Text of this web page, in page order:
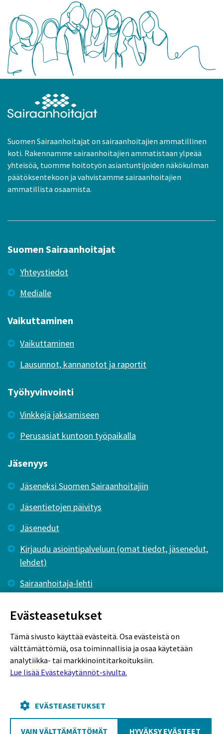
Suomen Sairaanhoitajat on sairaanhoitajien ammatillinen
koti. Rakennamme sairaanhoitajien ammatistaan ylpeää
yhteisöä, tuomme hoitotyön asiantuntijoiden näkökulman
päätöksentekoon ja vahvistamme sairaanhoitajien
ammatillista osaamista.
Suomen Sairaanhoitajat
Yhteystiedot
Medialle
Vaikuttaminen
Vaikuttaminen
Lausunnot, kannanotot ja raportit
Työhyvinvointi
Vinkkejä jaksamiseen
Perusasiat kuntoon työpaikalla
Jäsenyys
Jäseneksi Suomen Sairaanhoitajiin
Jäsentietojen päivitys
Jäsenedut
Kirjaudu asiointipalveluun (omat tiedot, jäsenedut,
lehdet)
Sairaanhoitaja-lehti
Evästekäytännöt
Evästeasetukset
Tämä sivusto käyttää evästeitä. Osa evästeistä on
välttämättömiä, osa toiminnallisia ja osaa käytetään
analytiikka- tai markkinointitarkoituksiin.
Lue lisää Evästekäytännöt-sivulta.
EVÄSTEASETUKSET
VAIN VÄLTTÄMÄTTÖMÄT HYVÄKSY EVÄSTEET